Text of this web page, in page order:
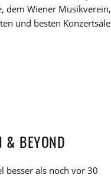
dem Wiener Musikverein,
und besten Konzertsäle
& BEYOND
besser als noch vor 30